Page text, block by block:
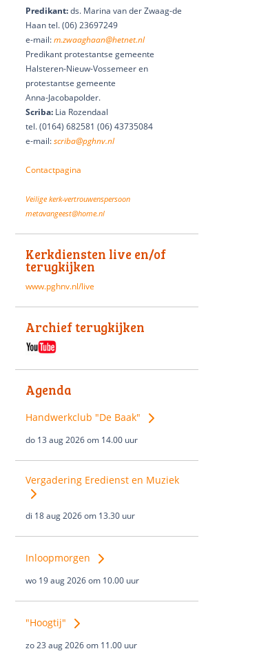
Predikant:ds. Marina van der Zwaag-de
Haan tel. (06) 23697249
e-mail: m.zwaaghaan@hetnet.nl
Predikant protestantse gemeente
Halsteren-Nieuw-Vossemeer en
protestantse gemeente
Anna-Jacobapolder.
Scriba: Lia Rozendaal
tel. (0164) 682581 (06) 43735084
e-mail: scriba@pghnv.nl
Contactpagina
Veilige kerk-vertrouwenspersoon
metavangeest@home.nl
Kerkdiensten live en/of
terugkijken
www.pghnv.nl/live
Archief terugkijken
Agenda
Handwerkclub "De Baak"
do 13 aug 2026 om 14.00 uur
Vergadering Eredienst en Muziek
di 18 aug 2026 om 13.30 uur
Inloopmorgen
wo 19 aug 2026 om 10.00 uur
"Hoogtij"
zo 23 aug 2026 om 11.00 uur